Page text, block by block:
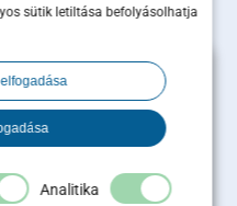
sütik letiltása befolyásolhatja
Analitika